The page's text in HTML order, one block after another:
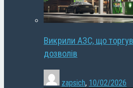
Викрили АЗС, що
дозволів
zapsich, 10/02/2026